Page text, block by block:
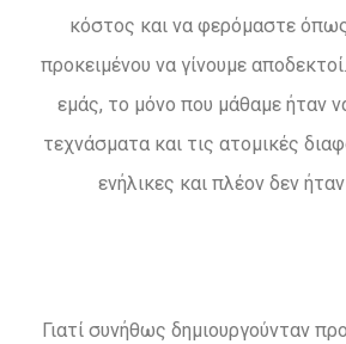
κόστος και να φερόμαστε όπως
προκειμένου να γίνουμε
εμάς, το μόνο που μάθαμε ήταν
τεχνάσματα και τις ατομικές
ενήλικες και πλέον δεν
Γιατί συνήθως δημιουργούνταν